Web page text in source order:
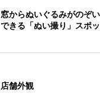
窓からぬいぐるみがのぞ
できる「ぬい撮り」スポ
店舗外観